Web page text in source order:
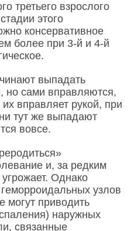
третьего взрослого
этого
консервативное
более при 3-й и 4-й
выпадать
но сами вправляются,
вправляет рукой, при
тут же выпадают
вовсе.
и, за редким
Однако
узлов
могут приводить
наружных
связанные